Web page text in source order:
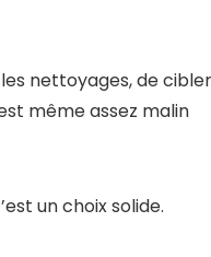
nettoyages, de cibler
même assez malin
un choix solide.